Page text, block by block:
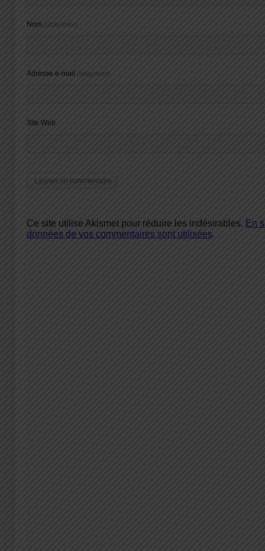
Nom (obligatoire)
Adresse e-mail (obligatoire)
Site Web
Ce site utilise Akismet pour réduire les indésirables. En
données de vos commentaires sont utilisées.